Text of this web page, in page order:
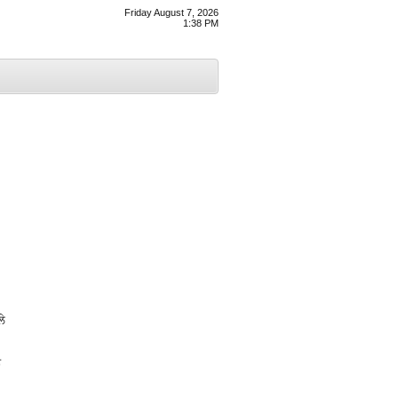
Friday August 7, 2026
1:38 PM